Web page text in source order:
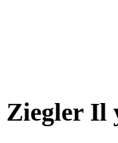
Ziegler Il